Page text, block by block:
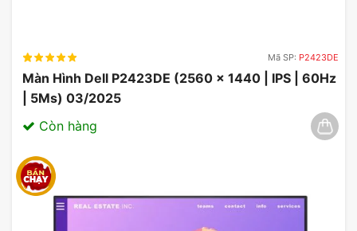
Mã SP: P2423DE
Màn Hình Dell P2423DE (2560 x 1440 | IPS | 60Hz
| 5Ms) 03/2025
Còn hàng